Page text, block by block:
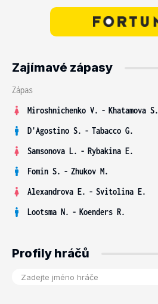
Zajímavé zápasy
Zápas
Miroshnichenko V. - Khatamova S.
D'Agostino S. - Tabacco G.
Samsonova L. - Rybakina E.
Fomin S. - Zhukov M.
Alexandrova E. - Svitolina E.
Lootsma N. - Koenders R.
Profily hráčů